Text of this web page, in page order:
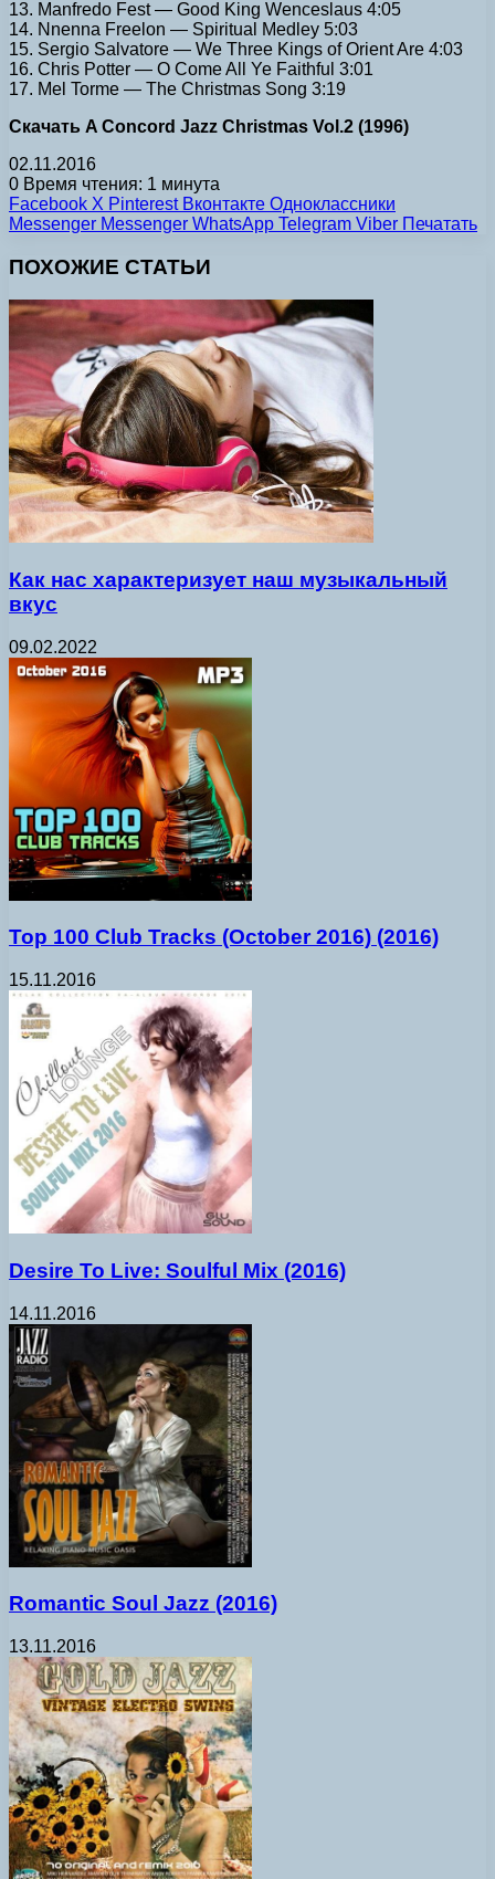
13. Manfredo Fest — Good King Wenceslaus 4:05
14. Nnenna Freelon — Spiritual Medley 5:03
15. Sergio Salvatore — We Three Kings of Orient Are 4:03
16. Chris Potter — O Come All Ye Faithful 3:01
17. Mel Torme — The Christmas Song 3:19
Скачать A Concord Jazz Christmas Vol.2 (1996)
02.11.2016
0 Время чтения: 1 минута
Facebook X Pinterest Вконтакте Одноклассники
Messenger Messenger WhatsApp Telegram Viber Печатать
ПОХОЖИЕ СТАТЬИ
Как нас характеризует наш музыкальный
вкус
09.02.2022
Top 100 Club Tracks (October 2016) (2016)
15.11.2016
Desire To Live: Soulful Mix (2016)
14.11.2016
Romantic Soul Jazz (2016)
13.11.2016